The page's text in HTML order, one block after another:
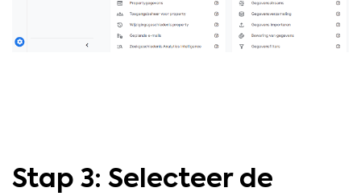
Stap 3: Selecteer de